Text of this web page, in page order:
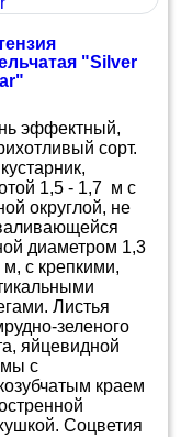
"Silver
эффектный,
сорт.
1,5 - 1,7 м с
округлой, не
диаметром 1,3
м, с крепкими,
Листья
зеленого
яйцевидной
с
краем
Соцветия